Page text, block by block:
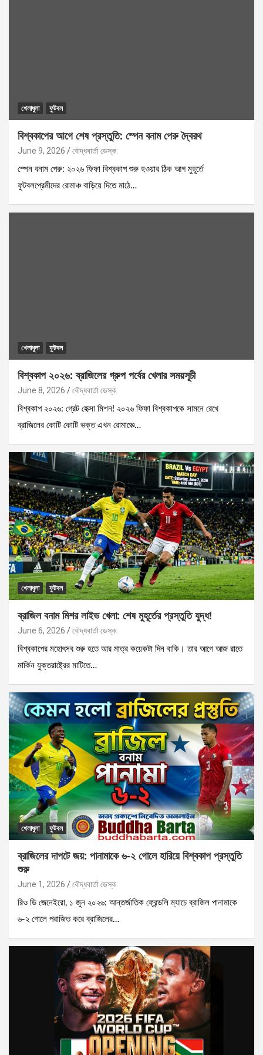
খেলাধুলা ফুটবল
বিশ্বকাপের আগে শেষ প্রস্তুতি: স্পেন বনাম পেরু দ্বৈরথ
June 9, 2026 বৌদ্ধবার্তা ডেস্ক:
স্পেন বনাম পেরু: ২০২৬ ফিফা বিশ্বকাপ শুরু হওয়ার ঠিক আগ মুহূর্তে
ফুটবলপ্রেমীদের রোমাঞ্চ বাড়িয়ে দিতে মাঠে…
খেলাধুলা ফুটবল
বিশ্বকাপ ২০২৬: ব্রাজিলের গ্রুপ পর্বের খেলার সময়সূচী
June 8, 2026 বৌদ্ধবার্তা ডেস্ক:
বিশ্বকাপ ২০২৬: গ্রেট হেক্সা মিশন! ২০২৬ ফিফা বিশ্বকাপকে সামনে রেখে
ব্রাজিলের কোটি কোটি ভক্ত এখন রোমাঞ্চে…
খেলাধুলা ফুটবল
ব্রাজিল বনাম মিশর লাইভ খেলা: শেষ মুহূর্তের প্রস্তুতি যুদ্ধ!
June 6, 2026 বৌদ্ধবার্তা ডেস্ক:
বিশ্বকাপের মহোৎসব শুরু হতে আর মাত্র কয়েকটা দিন বাকি। তার আগে আজ রাতে
মার্কিন যুক্তরাষ্ট্রের মাটিতে…
খেলাধুলা ফুটবল
ব্রাজিলের দাপটে জয়: পানামাকে ৬-২ গোলে হারিয়ে বিশ্বকাপ প্রস্তুতি
শুরু
June 1, 2026 বৌদ্ধবার্তা ডেস্ক:
রিও ডি জেনেইরো, ১ জুন ২০২৬: আন্তর্জাতিক ফ্রেন্ডলি ম্যাচে ব্রাজিল পানামাকে
৬-২ গোলে পরাজিত করে ব্রাজিলের…